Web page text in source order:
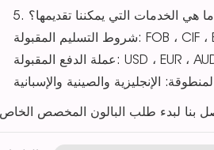
5. ما هي الخدمات التي يمكننا تقديمها؟